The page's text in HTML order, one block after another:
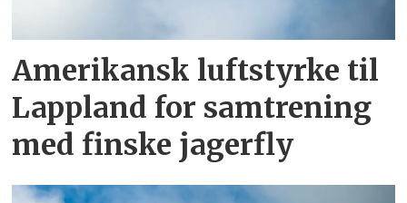
Amerikansk luftstyrke til
Lappland for samtrening
med finske jagerfly